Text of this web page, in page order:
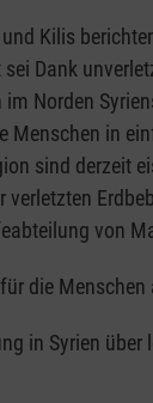
Kilis
Dank
Norden
Menschen in
sind derzeit
von
die Menschen
in Syrien